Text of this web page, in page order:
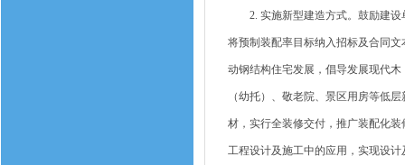
2. 实施新型建造方式。鼓励建设
将预制装配率目标纳入招标及合同
动钢结构住宅发展，倡导发展现代
（幼托）、敬老院、景区用房等低
材，实行全装修交付，推广装配化
工程设计及施工中的应用，实现设